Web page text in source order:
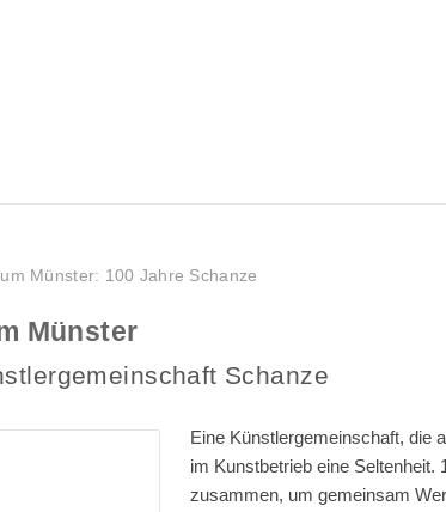
Münster: 100 Jahre Schanze
Münster
Schanze
Eine Künstlergemeinschaft, die
im Kunstbetrieb eine
zusammen, um gemeinsam